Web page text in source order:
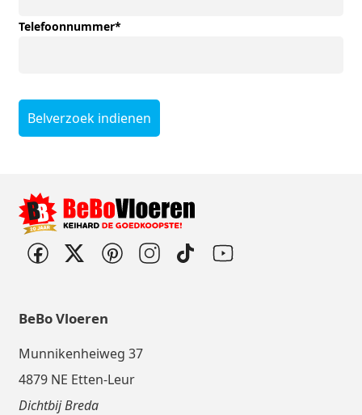
Telefoonnummer*
Belverzoek indienen
BeBo Vloeren
Munnikenheiweg 37
4879 NE Etten-Leur
Dichtbij Breda